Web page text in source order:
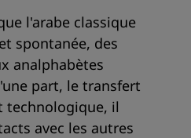
l'arabe classique
spontanée, des
analphabètes
part, le transfert
technologique, il
avec les autres